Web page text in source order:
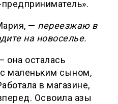
— переезжаю в
на новоселье.
она осталась
маленьким сыном,
в магазине,
Освоила азы